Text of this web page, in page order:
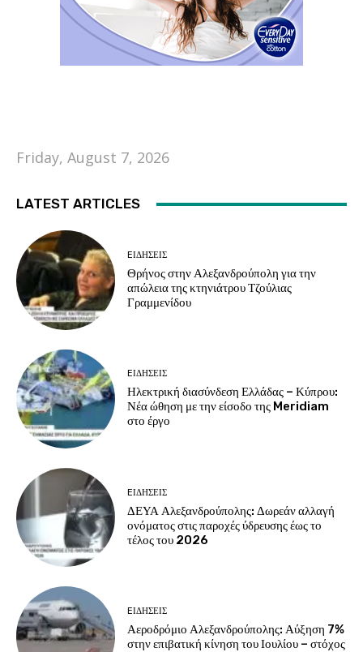
Friday, August 7, 2026
LATEST ARTICLES
EΙΔΗΣΕΙΣ
Θρήνος στην Αλεξανδρούπολη για την
απώλεια της κτηνιάτρου Τζούλιας
Γραμμενίδου
EΙΔΗΣΕΙΣ
Ηλεκτρική διασύνδεση Ελλάδας – Κύπρου:
Νέα ώθηση με την είσοδο της Meridiam
στο έργο
EΙΔΗΣΕΙΣ
ΔΕΥΑ Αλεξανδρούπολης: Δωρεάν αλλαγή
ονόματος στις παροχές ύδρευσης έως το
τέλος του 2026
EΙΔΗΣΕΙΣ
Αεροδρόμιο Αλεξανδρούπολης: Αύξηση 7%
στην επιβατική κίνηση του Ιουλίου – στόχος